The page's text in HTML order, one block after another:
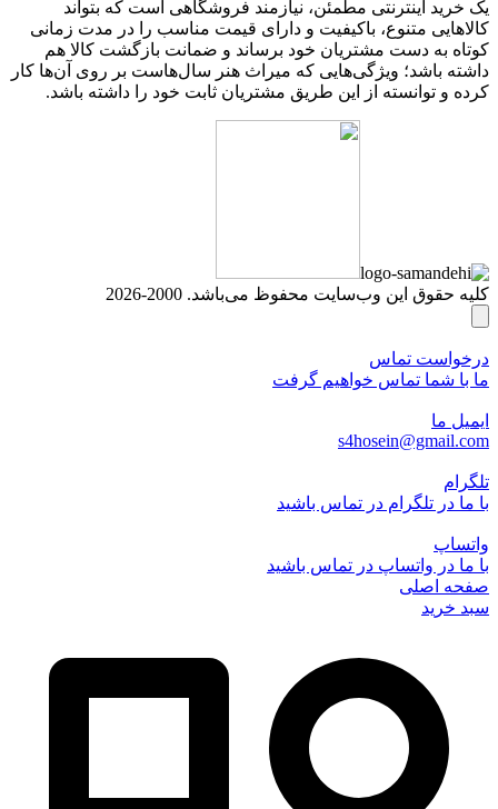
یک خرید اینترنتی مطمئن، نیازمند فروشگاهی است که بتواند
کالاهایی متنوع، باکیفیت و دارای قیمت مناسب را در مدت زمانی
کوتاه به دست مشتریان خود برساند و ضمانت بازگشت کالا هم
داشته باشد؛ ویژگی‌هایی که میراث هنر سال‌هاست بر روی آن‌ها کار
کرده و توانسته از این طریق مشتریان ثابت خود را داشته باشد.
کلیه حقوق این وب‌سایت محفوظ می‌باشد. 2000-2026
درخواست تماس
ما با شما تماس خواهیم گرفت
ایمیل ما
s4hosein@gmail.com
تلگرام
با ما در تلگرام در تماس باشید
واتساپ
با ما در واتساپ در تماس باشید
صفحه اصلی
سبد خرید